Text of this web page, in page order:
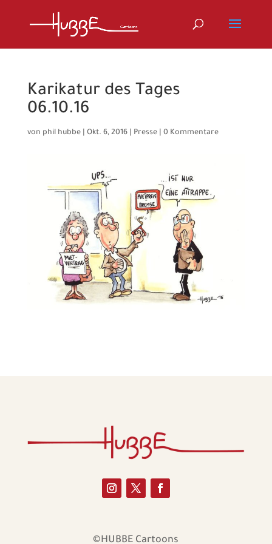
Karikatur des Tages
06.10.16
von phil hubbe| Okt. 6, 2016| Presse| 0 Kommentare
©HUBBE Cartoons